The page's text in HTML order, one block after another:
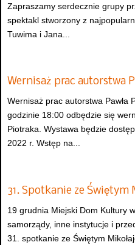
Zapraszamy serdecznie grupy
spektakl stworzony z
Tuwima i Jana...
Wernisaż prac autorstwa
Wernisaż prac autorstwa Pawła
godzinie 18:00 odbędzie się
Piotraka. Wystawa będzie
2022 r. Wstęp na...
31. Spotkanie ze Świętym
19 grudnia Miejski Dom Kultury
samorządy, inne instytucje i
31. spotkanie ze Świętym